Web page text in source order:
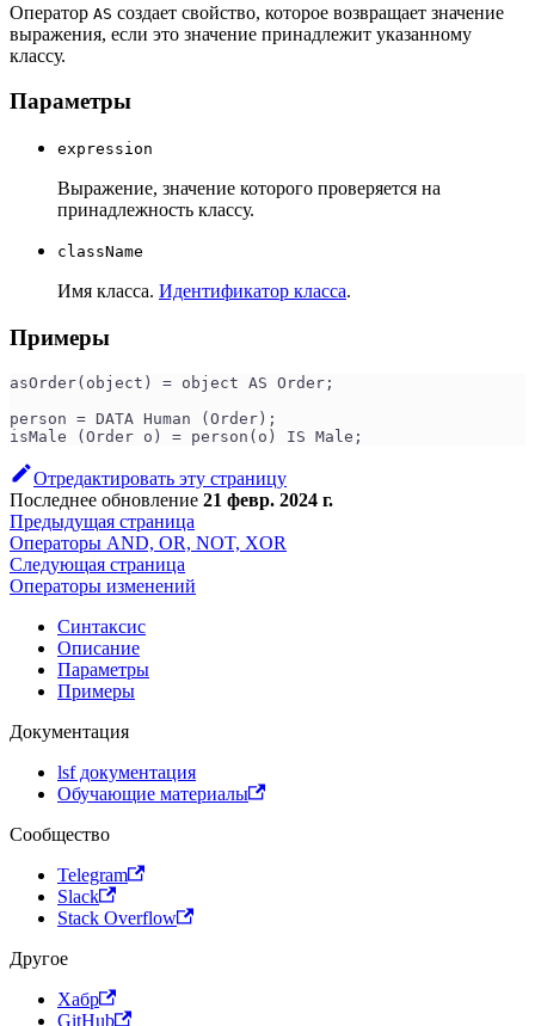
Оператор AS создает свойство, которое возвращает значение
выражения, если это значение принадлежит указанному
классу.
Параметры
expression
Выражение, значение которого проверяется на
принадлежность классу.
className
Имя класса. Идентификатор класса.
Примеры
asOrder(object) = object AS Order;
person = DATA Human (Order);
isMale (Order o) = person(o) IS Male;
Отредактировать эту страницу
Последнее обновление 21 февр. 2024 г.
Предыдущая страница
Операторы AND, OR, NOT, XOR
Следующая страница
Операторы изменений
Синтаксис
Описание
Параметры
Примеры
Документация
lsf документация
Обучающие материалы
Сообщество
Telegram
Slack
Stack Overflow
Другое
Хабр
GitHub